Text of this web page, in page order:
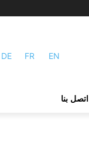
DE FR EN
اتصل بنا